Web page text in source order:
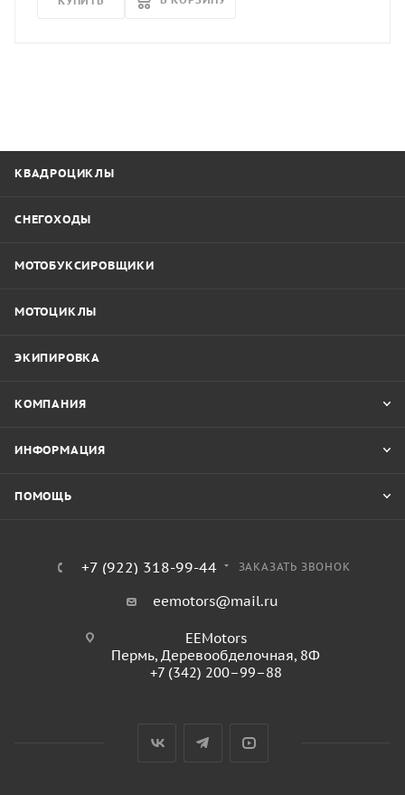
КВАДРОЦИКЛЫ
СНЕГОХОДЫ
МОТОБУКСИРОВЩИКИ
МОТОЦИКЛЫ
ЭКИПИРОВКА
КОМПАНИЯ
ИНФОРМАЦИЯ
ПОМОЩЬ
+7 (922) 318-99-44 ЗАКАЗАТЬ ЗВОНОК
eemotors@mail.ru
EEMotors
Пермь, Деревообделочная, 8Ф
+7 (342) 200–99–88